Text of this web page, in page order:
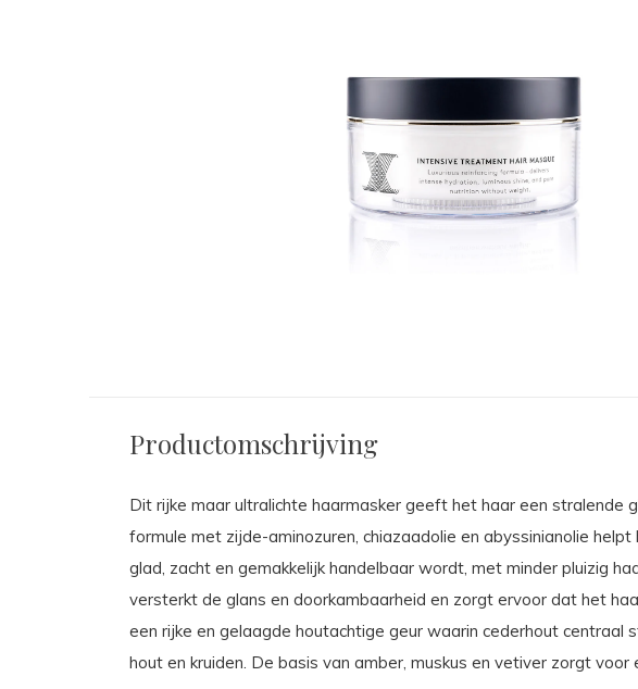
Productomschrijving
Dit rijke maar ultralichte haarmasker geeft het haar een
formule met zijde-aminozuren, chiazaadolie en abyssinianolie
glad, zacht en gemakkelijk handelbaar wordt, met minder pluizig
versterkt de glans en doorkambaarheid en zorgt ervoor dat het
een rijke en gelaagde houtachtige geur waarin cederhout
hout en kruiden. De basis van amber, muskus en vetiver zorgt